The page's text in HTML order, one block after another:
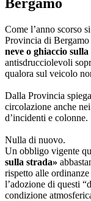
Come l’anno scorso
Provincia di
neve o ghiaccio
antisdrucciolevoli
qualora sul veicolo
Dalla Provincia
circolazione anche
d’incidenti e colonne.
Nulla di nuovo.
Un obbligo vigente
sulla strada»
rispetto alle
l’adozione di questi
condizione